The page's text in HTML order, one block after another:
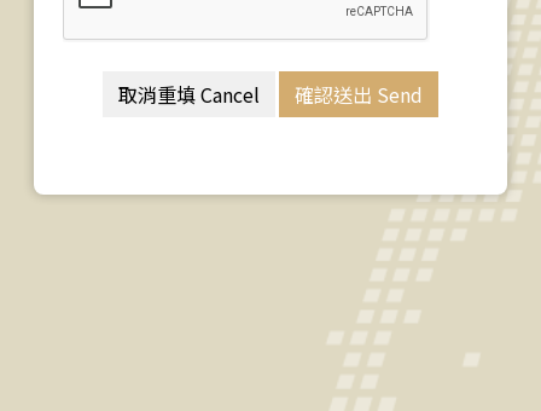
取消重填 Cancel 確認送出 Send